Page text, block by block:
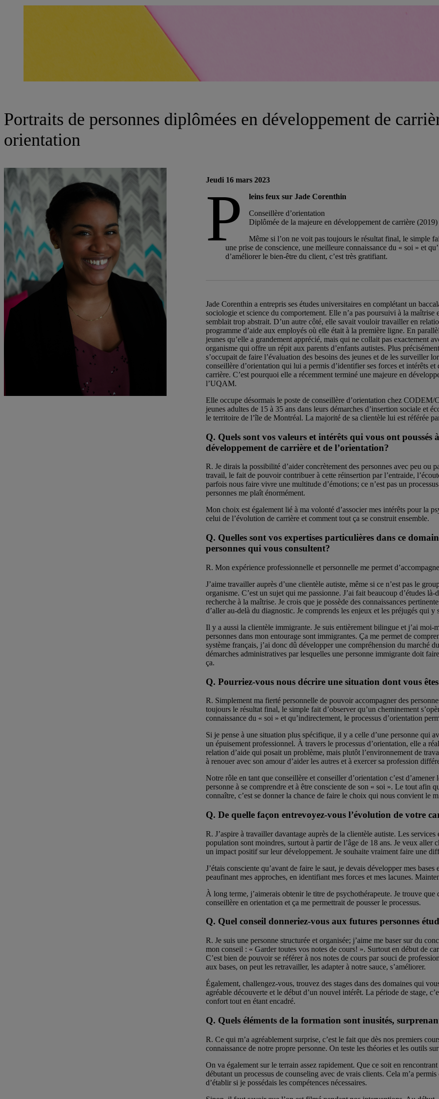
Portraits de personnes diplômées en développement de
orientation
Jeudi 16 mars 2023
P leins feux sur Jade Corenthin
Conseillère d’orientation
Diplômée de la majeure en développement de carrière
Même si l’on ne voit pas toujours le résultat final, le simple
une prise de conscience, une meilleure connaissance du « soi » et
d’améliorer le bien-être du client, c’est très gratifiant.
Jade Corenthin a entrepris ses études universitaires en complétant un
sociologie et science du comportement. Elle n’a pas poursuivi à la
semblait trop abstrait. D’un autre côté, elle savait vouloir travailler en
programme d’aide aux employés où elle était à la première ligne. En
jeunes qu’elle a grandement apprécié, mais qui ne collait pas exactement
organisme qui offre un répit aux parents d’enfants autistes. Plus
s’occupait de faire l’évaluation des besoins des jeunes et de les surveiller
conseillère d’orientation qui lui a permis d’identifier ses forces et intérêts
carrière. C’est pourquoi elle a récemment terminé une majeure en
l’UQAM.
Elle occupe désormais le poste de conseillère d’orientation chez
jeunes adultes de 15 à 35 ans dans leurs démarches d’insertion sociale et
le territoire de l’île de Montréal. La majorité de sa clientèle lui est référée
Q. Quels sont vos valeurs et intérêts qui vous ont
développement de carrière et de l’orientation?
R. Je dirais la possibilité d’aider concrètement des personnes avec peu ou
travail, le fait de pouvoir contribuer à cette réinsertion par l’entraide,
parfois nous faire vivre une multitude d’émotions; ce n’est pas un
personnes me plaît énormément.
Mon choix est également lié à ma volonté d’associer mes intérêts pour la
celui de l’évolution de carrière et comment tout ça se construit ensemble.
Q. Quelles sont vos expertises particulières dans ce
personnes qui vous consultent?
R. Mon expérience professionnelle et personnelle me permet
J’aime travailler auprès d’une clientèle autiste, même si ce n’est pas le
organisme. C’est un sujet qui me passionne. J’ai fait beaucoup d’études
recherche à la maîtrise. Je crois que je possède des connaissances
d’aller au-delà du diagnostic. Je comprends les enjeux et les préjugés qui y
Il y a aussi la clientèle immigrante. Je suis entièrement bilingue et j’ai moi-
personnes dans mon entourage sont immigrantes. Ça me permet de
système français, j’ai donc dû développer une compréhension du marché
démarches administratives par lesquelles une personne immigrante doit
ça.
Q. Pourriez-vous nous décrire une situation dont vous
R. Simplement ma fierté personnelle de pouvoir accompagner des
toujours le résultat final, le simple fait d’observer qu’un cheminement
connaissance du « soi » et qu’indirectement, le processus d’orientation
Si je pense à une situation plus spécifique, il y a celle d’une personne qui
un épuisement professionnel. À travers le processus d’orientation, elle a
relation d’aide qui posait un problème, mais plutôt l’environnement de
à renouer avec son amour d’aider les autres et à exercer sa profession
Notre rôle en tant que conseillère et conseiller d’orientation c’est
personne à se comprendre et à être consciente de son « soi ». Le tout afin
connaître, c’est se donner la chance de faire le choix qui nous convient le
Q. De quelle façon entrevoyez-vous l’évolution de votre
R. J’aspire à travailler davantage auprès de la clientèle autiste. Les
population sont moindres, surtout à partir de l’âge de 18 ans. Je veux aller
un impact positif sur leur développement. Je souhaite vraiment faire une
J’étais consciente qu’avant de faire le saut, je devais développer mes
peaufinant mes approches, en identifiant mes forces et mes lacunes.
À long terme, j’aimerais obtenir le titre de psychothérapeute. Je trouve
conseillère en orientation et ça me permettrait de pousser le processus.
Q. Quel conseil donneriez-vous aux futures personnes
R. Je suis une personne structurée et organisée; j’aime me baser sur du
mon conseil : « Garder toutes vos notes de cours! ». Surtout en début de
C’est bien de pouvoir se référer à nos notes de cours par souci de
aux bases, on peut les retravailler, les adapter à notre sauce, s’améliorer.
Également, challengez-vous, trouvez des stages dans des domaines qui
agréable découverte et le début d’un nouvel intérêt. La période de stage,
confort tout en étant encadré.
Q. Quels éléments de la formation sont inusités,
R. Ce qui m’a agréablement surprise, c’est le fait que dès nos premiers
connaissance de notre propre personne. On teste les théories et les outils
On va également sur le terrain assez rapidement. Que ce soit en
débutant un processus de counseling avec de vrais clients. Cela m’a
d’établir si je possédais les compétences nécessaires.